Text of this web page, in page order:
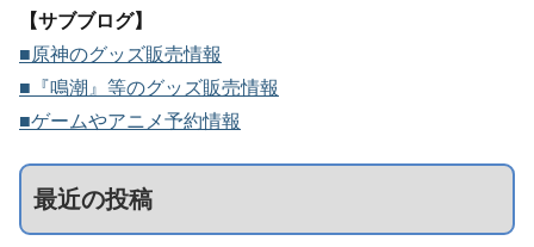
【サブブログ】
■原神のグッズ販売情報
■『鳴潮』等のグッズ販売情報
■ゲームやアニメ予約情報
最近の投稿